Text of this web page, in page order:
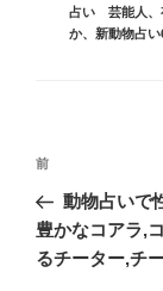
テ
ゴ
占い 芸能人、
か、 新動物占
投
ナ
ビ
前
の
投
稿
前
動物占いで
豊かなコアラ,
るチーター,チ